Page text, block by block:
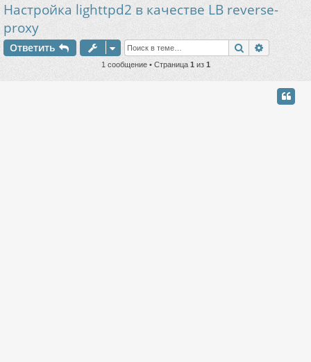
Настройка lighttpd2 в качестве LB reverse-
proxy
Ответить Поиск
1 сообщение • Страница 1 из 1